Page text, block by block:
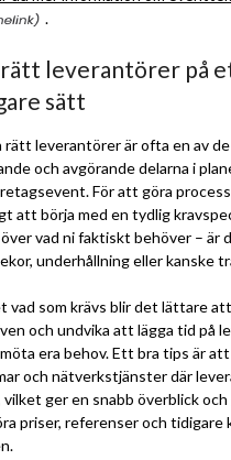
.
leverantörer på
sätt
leverantörer är ofta en av
och avgörande delarna i
För att göra
att börja med en tydlig
vad ni faktiskt behöver – är
underhållning eller kanske
vad som krävs blir det lättare
och undvika att lägga tid på
era behov. Ett bra tips är
och nätverkstjänster där
vilket ger en snabb överblick
priser, referenser och tidigare